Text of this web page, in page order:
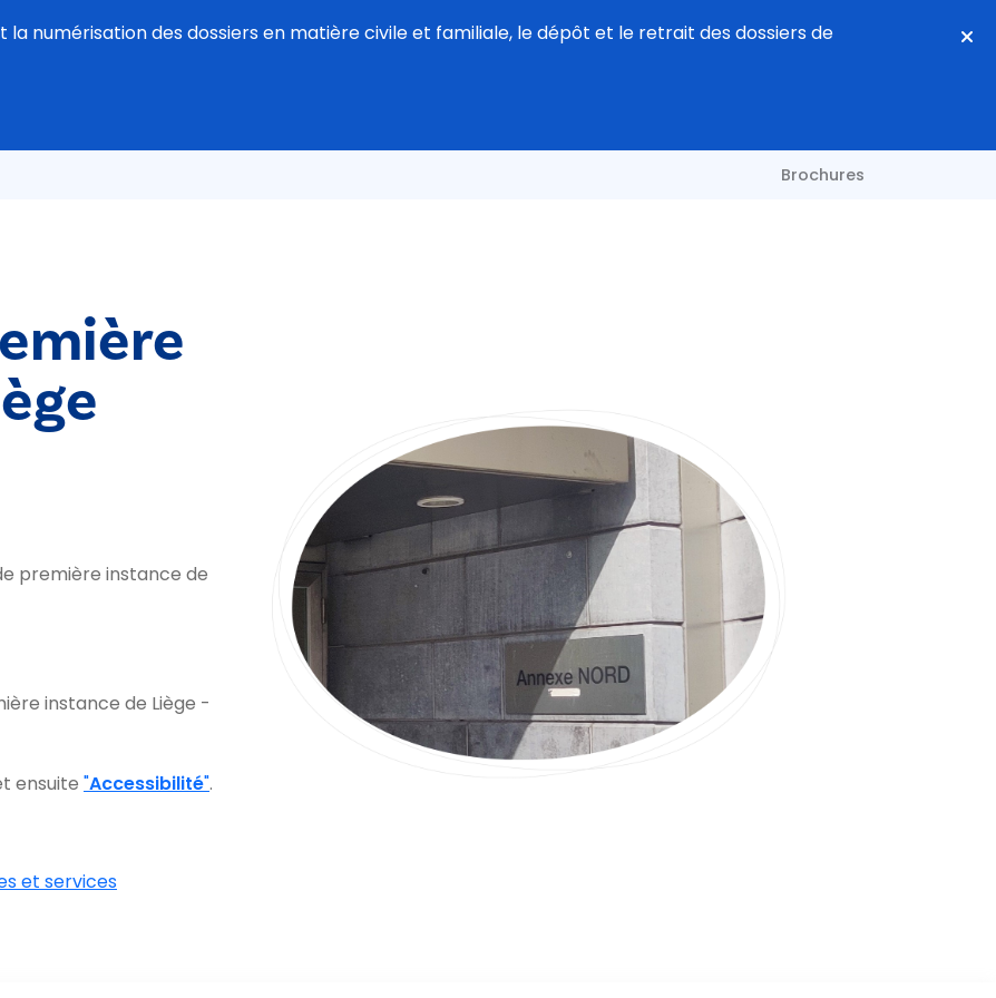
la numérisation des dossiers en matière civile et familiale, le dépôt et le retrait des dossiers de
Brochures
première instance de
instance de Liège -
ensuite "Accessibilité".
et services